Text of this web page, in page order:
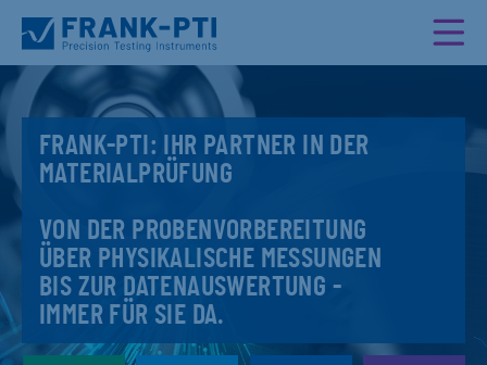
FRANK-PTI: IHR PARTNER IN DER
MATERIALPRÜFUNG
VON DER PROBENVORBEREITUNG
ÜBER PHYSIKALISCHE MESSUNGEN
BIS ZUR DATENAUSWERTUNG -
IMMER FÜR SIE DA.